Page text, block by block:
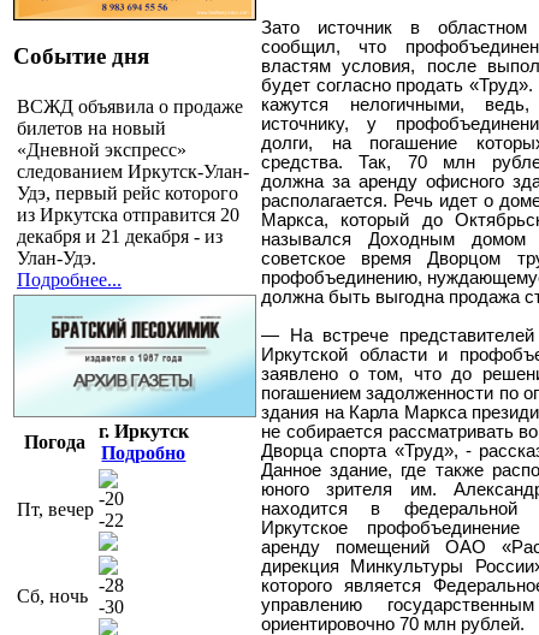
Событие дня
ВСЖД объявила о продаже
билетов на новый
«Дневной экспресс»
следованием Иркутск-Улан-
Удэ, первый рейс которого
из Иркутска отправится 20
декабря и 21 декабря - из
Улан-Удэ.
Подробнее...
Погода
г. Иркутск
Подробно
Пт, вечер
-20
-22
Сб, ночь
-28
-30
Зато источник в областном
сообщил, что
властям условия, после
будет согласно продать
кажутся нелогичными,
источнику, у
долги, на погашение
средства. Так, 70 млн
должна за аренду офисного
располагается. Речь идет о
Маркса, который до
назывался Доходным
советское время Дворцом
профобъединению,
должна быть выгодна продажа
— На встрече представителей
Иркутской области и
заявлено о том, что до
погашением задолженности по
здания на Карла Маркса
не собирается рассматривать
Дворца спорта «Труд», -
Данное здание, где также
юного зрителя им.
находится в федеральной
Иркутское
аренду помещений ОАО
дирекция Минкультуры
которого является
управлению
ориентировочно 70 млн рублей.